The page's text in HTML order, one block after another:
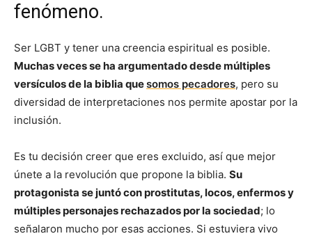
fenómeno.
Ser LGBT y tener una creencia espiritual es posible.
Muchas veces se ha argumentado desde múltiples
versículos de la biblia quesomos pecadores, pero su
diversidad de interpretaciones nos permite apostar por la
inclusión.
Es tu decisión creer que eres excluido, así que mejor
únete a la revolución que propone la biblia. Su
protagonista se juntó con prostitutas, locos, enfermos y
múltiples personajes rechazados por la sociedad; lo
señalaron mucho por esas acciones. Si estuviera vivo